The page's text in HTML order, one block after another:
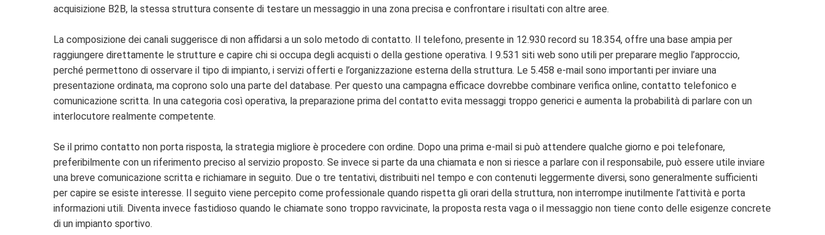
acquisizione B2B, la stessa struttura consente di testare un messaggio in una zona precisa e confrontare i risultati con altre aree.
La composizione dei canali suggerisce di non affidarsi a un solo metodo di contatto. Il telefono, presente in 12.930 record su 18.354, offre una base ampia per
raggiungere direttamente le strutture e capire chi si occupa degli acquisti o della gestione operativa. I 9.531 siti web sono utili per preparare meglio l’approccio,
perché permettono di osservare il tipo di impianto, i servizi offerti e l’organizzazione esterna della struttura. Le 5.458 e-mail sono importanti per inviare una
presentazione ordinata, ma coprono solo una parte del database. Per questo una campagna efficace dovrebbe combinare verifica online, contatto telefonico e
comunicazione scritta. In una categoria così operativa, la preparazione prima del contatto evita messaggi troppo generici e aumenta la probabilità di parlare con un
interlocutore realmente competente.
Se il primo contatto non porta risposta, la strategia migliore è procedere con ordine. Dopo una prima e-mail si può attendere qualche giorno e poi telefonare,
preferibilmente con un riferimento preciso al servizio proposto. Se invece si parte da una chiamata e non si riesce a parlare con il responsabile, può essere utile inviare
una breve comunicazione scritta e richiamare in seguito. Due o tre tentativi, distribuiti nel tempo e con contenuti leggermente diversi, sono generalmente sufficienti
per capire se esiste interesse. Il seguito viene percepito come professionale quando rispetta gli orari della struttura, non interrompe inutilmente l’attività e porta
informazioni utili. Diventa invece fastidioso quando le chiamate sono troppo ravvicinate, la proposta resta vaga o il messaggio non tiene conto delle esigenze concrete
di un impianto sportivo.